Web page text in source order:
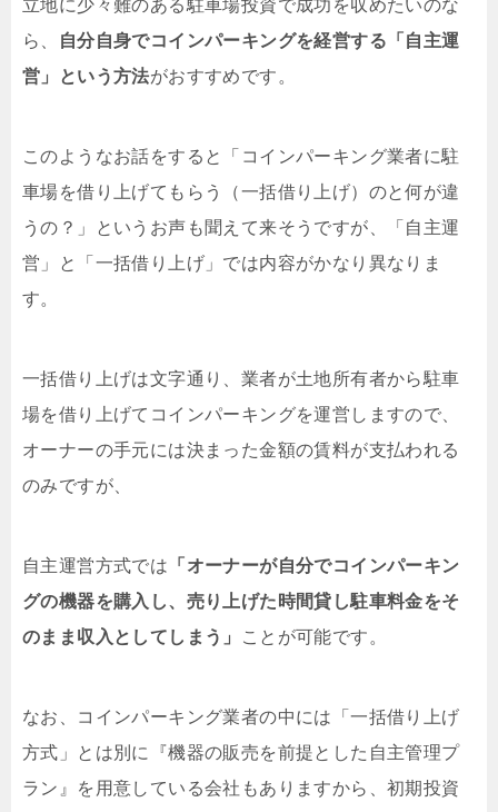
立地に少々難のある駐車場投資で成功を収めたいのな
ら、
自分自身でコインパーキングを経営する「自主運
営」という方法がおすすめです。
このようなお話をすると「コインパーキング業者に駐
車場を借り上げてもらう（一括借り上げ）のと何が違
うの？」というお声も聞えて来そうですが、「自主運
営」と「一括借り上げ」では内容がかなり異なりま
す。
一括借り上げは文字通り、業者が土地所有者から駐車
場を借り上げてコインパーキングを運営しますので、
オーナーの手元には決まった金額の賃料が支払われる
のみですが、
自主運営方式では 「オーナーが自分でコインパーキン
グの機器を購入し、売り上げた時間貸し駐車料金をそ
のまま収入としてしまう」
ことが可能です。
なお、コインパーキング業者の中には「一括借り上げ
方式」とは別に『機器の販売を前提とした自主管理プ
ラン』を用意している会社もありますから、初期投資